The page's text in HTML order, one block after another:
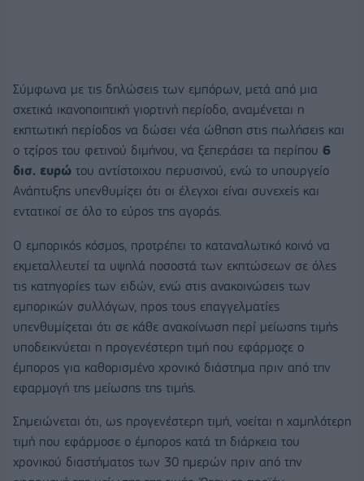
Σύμφωνα με τις δηλώσεις των εμπόρων, μετά από μια
σχετικά ικανοποιητική γιορτινή περίοδο, αναμένεται η
εκπτωτική περίοδος να δώσει νέα ώθηση στις πωλήσεις και
ο τζίρος του φετινού διμήνου, να ξεπεράσει τα περίπου 6
δισ. ευρώ του αντίστοιχου περυσινού, ενώ το υπουργείο
Ανάπτυξης υπενθυμίζει ότι οι έλεγχοι είναι συνεχείς και
εντατικοί σε όλο το εύρος της αγοράς.
Ο εμπορικός κόσμος, προτρέπει το καταναλωτικό κοινό να
εκμεταλλευτεί τα υψηλά ποσοστά των εκπτώσεων σε όλες
τις κατηγορίες των ειδών, ενώ στις ανακοινώσεις των
εμπορικών συλλόγων, προς τους επαγγελματίες
υπενθυμίζεται ότι σε κάθε ανακοίνωση περί μείωσης τιμής
υποδεικνύεται η προγενέστερη τιμή που εφάρμοζε ο
έμπορος για καθορισμένο χρονικό διάστημα πριν από την
εφαρμογή της μείωσης της τιμής.
Σημειώνεται ότι, ως προγενέστερη τιμή, νοείται η χαμηλότερη
τιμή που εφάρμοσε ο έμπορος κατά τη διάρκεια του
χρονικού διαστήματος των 30 ημερών πριν από την